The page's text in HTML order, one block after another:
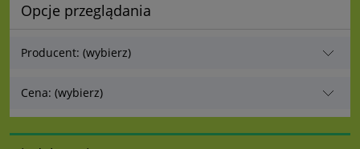
Opcje przeglądania
Producent: (wybierz)
Cena: (wybierz)